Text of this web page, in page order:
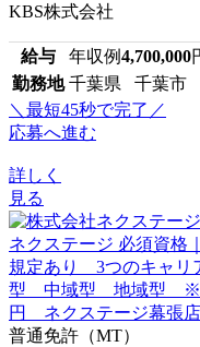
KBS株式会社
給与 年収例4,700,000
勤務地 千葉県 千葉市
＼最短45秒で完了／
応募へ進む
詳しく
見る
普通免許（MT）